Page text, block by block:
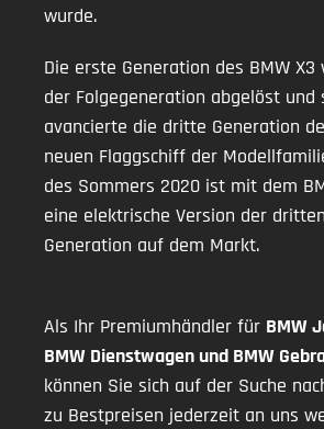
wurde.
Die erste Generation des BMW X3
der Folgegeneration abgelöst und
avancierte die dritte Generation
neuen Flaggschiff der
des Sommers 2020 ist mit dem
eine elektrische Version der
Generation auf dem Markt.
Als Ihr Premiumhändler für BMW
BMW Dienstwagen und BMW
können Sie sich auf der Suche
zu Bestpreisen jederzeit an uns